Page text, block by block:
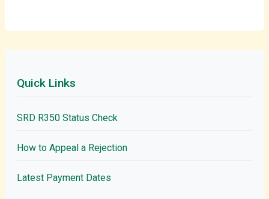
Quick Links
SRD R350 Status Check
How to Appeal a Rejection
Latest Payment Dates